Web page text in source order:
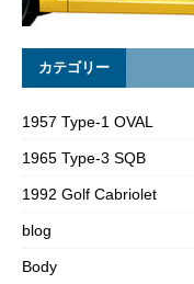
カテゴリー
1957 Type-1 OVAL
1965 Type-3 SQB
1992 Golf Cabriolet
blog
Body